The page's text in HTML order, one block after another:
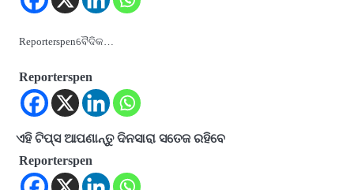
Reporterspenବୈଦିକ…
Reporterspen
ଏହି ଟିପ୍ସ ଆପଣାନ୍ତୁ ଦିନସାରା ସତେଜ ରହିବେ
Reporterspen